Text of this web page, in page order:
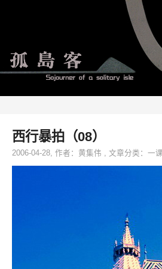
西行暴拍（08）
2006-04-28, 作者： 黄集伟 , 文章分类： 一